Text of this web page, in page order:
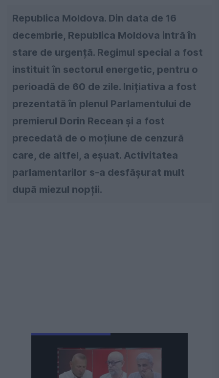
Republica Moldova. Din data de 16
decembrie, Republica Moldova intră în
stare de urgență. Regimul special a fost
instituit în sectorul energetic, pentru o
perioadă de 60 de zile. Inițiativa a fost
prezentată în plenul Parlamentului de
premierul Dorin Recean și a fost
precedată de o moțiune de cenzură
care, de altfel, a eșuat. Activitatea
parlamentarilor s-a desfășurat mult
după miezul nopții.